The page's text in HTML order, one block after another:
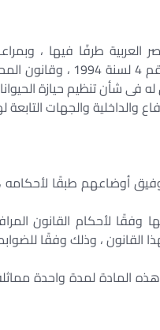
طرفًا فيها ،
بالقانون رقم 53 لسنة 1966 ،
والداخلية والجهات التابعة
أوضاعهم طبقًا
وفقًا لأحكام القانون
القانون ، وذلك وفقًا
هذه المادة لمدة واحدة